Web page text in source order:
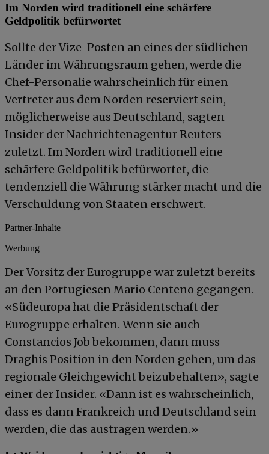
Im Norden wird traditionell eine schärfere
Geldpolitik befürwortet
Sollte der Vize-Posten an eines der südlichen
Länder im Währungsraum gehen, werde die
Chef-Personalie wahrscheinlich für einen
Vertreter aus dem Norden reserviert sein,
möglicherweise aus Deutschland, sagten
Insider der Nachrichtenagentur Reuters
zuletzt. Im Norden wird traditionell eine
schärfere Geldpolitik befürwortet, die
tendenziell die Währung stärker macht und die
Verschuldung von Staaten erschwert.
Partner-Inhalte
Werbung
Der Vorsitz der Eurogruppe war zuletzt bereits
an den Portugiesen Mario Centeno gegangen.
«Südeuropa hat die Präsidentschaft der
Eurogruppe erhalten. Wenn sie auch
Constancios Job bekommen, dann muss
Draghis Position in den Norden gehen, um das
regionale Gleichgewicht beizubehalten», sagte
einer der Insider. «Dann ist es wahrscheinlich,
dass es dann Frankreich und Deutschland sein
werden, die das austragen werden.»